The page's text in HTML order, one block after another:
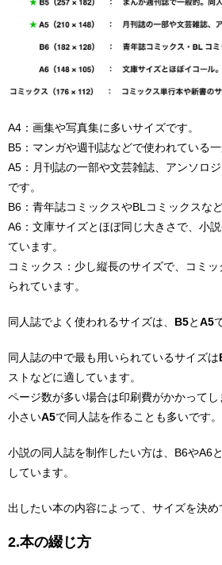
A4：画集や写真集に多いサイズです。
B5：マンガや週刊誌などで使われている一
A5：月刊誌の一部や文芸雑誌、アンソロ
です。
B6：青年誌コミックスやBLコミックスな
A6：文庫サイズとほぼ同じ大きさで、小
ています。
コミックス：少し縦長のサイズで、コミ
られています。
同人誌でよく使われるサイズは、 B5とA5
同人誌の中で最も用いられているサイズは
ストなどに適しています。
ページ数が多い場合は印刷費がかかって
小さいA5で同人誌を作ることも多いです。
小説の同人誌を制作したい方は、B6やA6
しています。
出したい本の内容によって、サイズを決め
2.本の綴じ方